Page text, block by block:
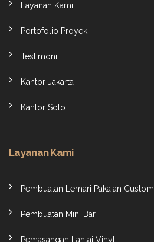
Layanan Kami
Portofolio Proyek
Testimoni
Kantor Jakarta
Kantor Solo
Layanan Kami
Pembuatan Lemari Pakaian Custom
Pembuatan Mini Bar
Pemasangan Lantai Vinyl